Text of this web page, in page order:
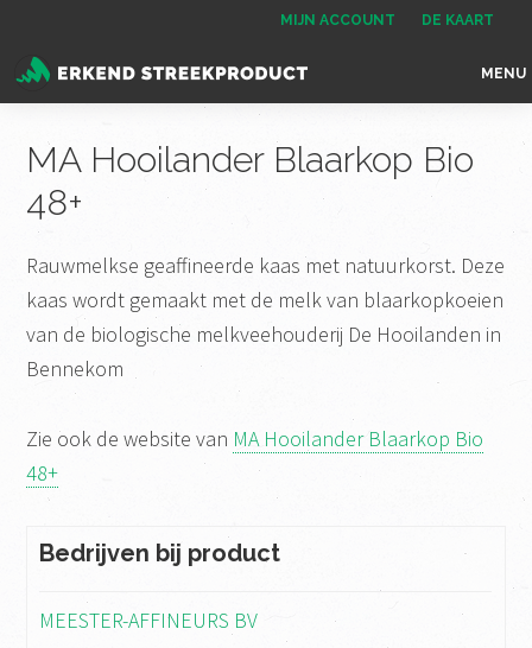
naar
de
naar
de
inhoud
naar
de
MIJN ACCOUNT DE KAART
Erkend
het
enige
onafhankelijke
landelijke
voor
streekproducten
MENU
MA Hooilander Blaarkop Bio
48+
Rauwmelkse geaffineerde kaas met natuurkorst. Deze
kaas wordt gemaakt met de melk van blaarkopkoeien
van de biologische melkveehouderij De Hooilanden in
Bennekom
Zie ook de website van MA Hooilander Blaarkop Bio
48+
Bedrijven bij product
MEESTER-AFFINEURS BV